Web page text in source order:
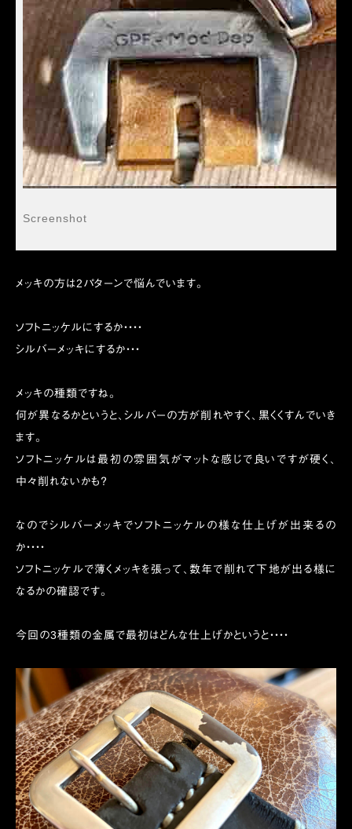
Screenshot
メッキの方は2パターンで悩んでいます。
ソフトニッケルにするか・・・・
シルバーメッキにするか・・・
メッキの種類ですね。
何が異なるかというと、シルバーの方が削れやすく、黒くくすんでいき
ます。
ソフトニッケルは最初の雰囲気がマットな感じで良いですが硬く、
中々削れないかも？
なのでシルバーメッキでソフトニッケルの様な仕上げが出来るの
か・・・・
ソフトニッケルで薄くメッキを張って、数年で削れて下地が出る様に
なるかの確認です。
今回の3種類の金属で最初はどんな仕上げかというと・・・・